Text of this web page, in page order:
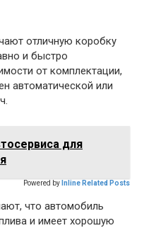
отличную коробку
и быстро
от комплектации,
автоматической или
для
Powered by Inline Related Posts
что автомобиль
и имеет хорошую